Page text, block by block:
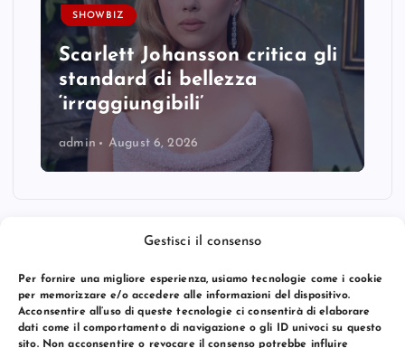
Gestisci il consenso
Per fornire una migliore esperienza, usiamo tecnologie come i cookie
per memorizzare e/o accedere alle informazioni del dispositivo.
Acconsentire all’uso di queste tecnologie ci consentirà di elaborare
dati come il comportamento di navigazione o gli ID univoci su questo
sito. Non acconsentire o revocare il consenso potrebbe influire
SHOWBIZ
Scarlett Johansson critica gli
standard di bellezza
‘irraggiungibili’
admin August 6, 2026